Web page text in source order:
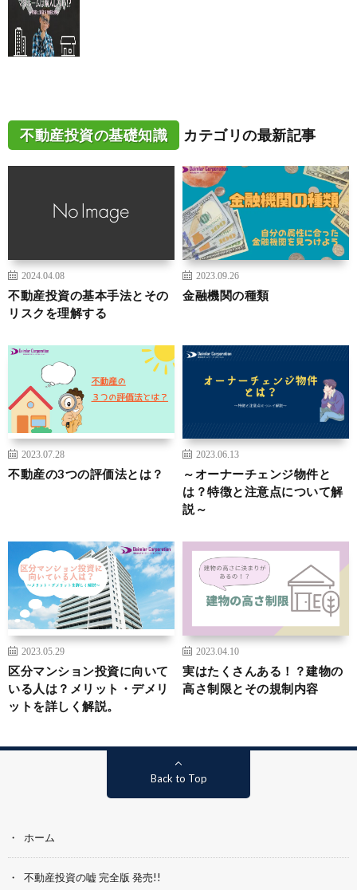
不動産投資の基礎知識 カテゴリの最新記事
2024.04.08
不動産投資の基本手法とその
リスクを理解する
2023.09.26
金融機関の種類
2023.07.28
不動産の3つの評価法とは？
2023.06.13
～オーナーチェンジ物件と
は？特徴と注意点について解
説～
2023.05.29
区分マンション投資に向いて
いる人は？メリット・デメリ
ットを詳しく解説。
2023.04.10
実はたくさんある！？建物の
高さ制限とその規制内容
Back to Top
ホーム
不動産投資の嘘 完全版 発売!!